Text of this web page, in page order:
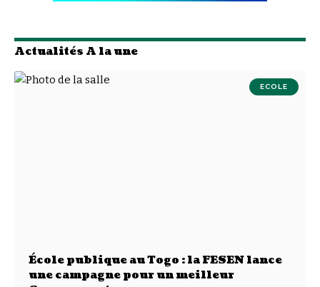
Actualités A la une
ECOLE
École publique au Togo : la FESEN lance
une campagne pour un meilleur